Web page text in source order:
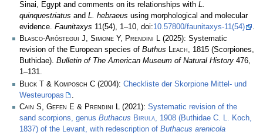
Sinai, Egypt and comments on its relationships with L.
quinquestriatus and L. hebraeus using morphological and molecular
evidence. Faunitaxys 11(54), 1–10, doi:10.57800/faunitaxys-11(54)
.
Blasco-Aróstegui J, Simone Y, Prendini L (2025): Systematic
revision of the European species of Buthus Leach, 1815 (Scorpiones,
Buthidae). Bulletin of The American Museum of Natural History 476,
1–131.
Blick T & Komposch C (2004): Checkliste der Skorpione Mittel- und
Westeuropas
Cain S, Gefen E & Prendini L (2021): Systematic revision of the
sand scorpions, genus Buthacus Birula, 1908 (Buthidae C. L. Koch,
1837) of the Levant, with redescription of Buthacus arenicola